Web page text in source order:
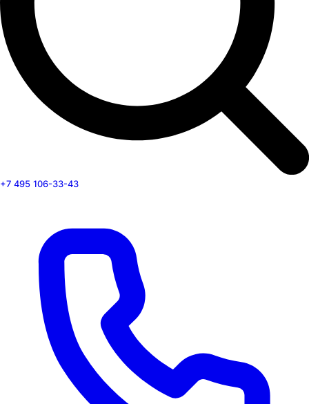
+7 495 106-33-43